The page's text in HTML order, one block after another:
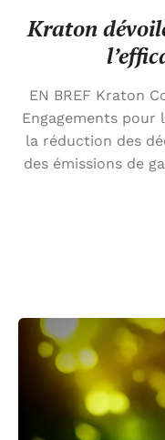
Kraton
EN BREF Kraton
Engagements pour
la réduction des
des émissions de